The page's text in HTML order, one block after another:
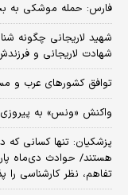
فارس: حمله موشکی به
شهید لاریجانی چگونه
شهادت لاریجانی و
توافق کشورهای عرب و
واکنش «ونس» به
پزشکیان: تنها کسانی که
هستند/ حوادث دی‌ماه
تفاهم، نظر کارشناسی را